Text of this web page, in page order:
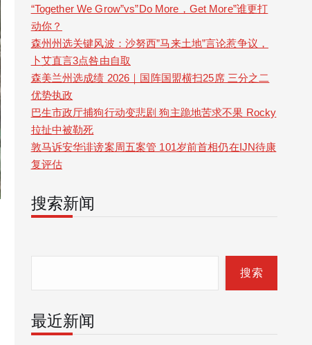
“Together We Grow”vs”Do More，Get More”谁更打
动你？
森州州选关键风波：沙努西”马来土地”言论惹争议，
卜艾直言3点咎由自取
森美兰州选成绩 2026｜国阵国盟横扫25席 三分之二
优势执政
巴生市政厅捕狗行动变悲剧 狗主跪地苦求不果 Rocky
拉扯中被勒死
敦马诉安华诽谤案周五案管 101岁前首相仍在IJN待康
复评估
搜索新闻
r
搜索
最近新闻